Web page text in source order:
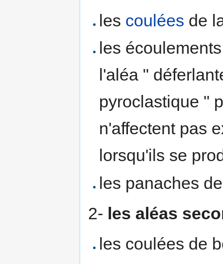
les coulées de
les
l'aléa "
pyroclastique "
n'affectent pas
lorsqu'ils se
les panaches
2- les aléas
les coulées de